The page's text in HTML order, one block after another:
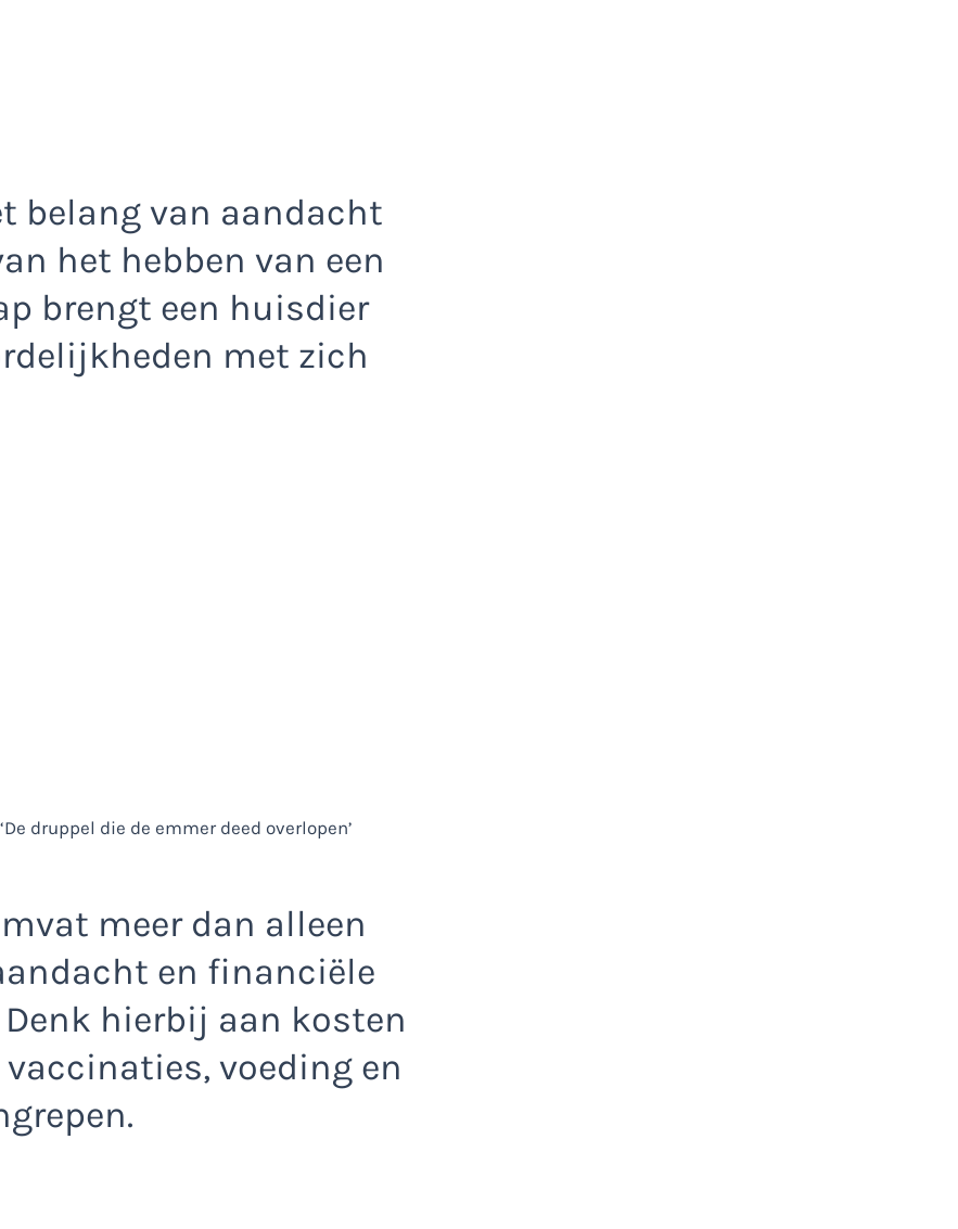
belang van aandacht
het hebben van een
brengt een huisdier
met zich
meer dan alleen
en financiële
hierbij aan kosten
voeding en